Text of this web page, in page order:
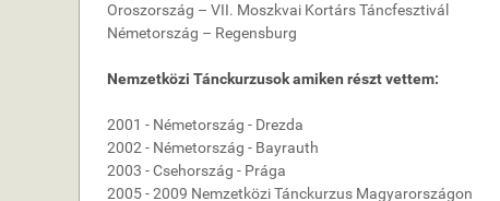
Oroszország – VII. Moszkvai Kortárs Táncfesztivál
Németország – Regensburg
Nemzetközi Tánckurzusok amiken részt vettem:
2001 - Németország - Drezda
2002 - Németország - Bayrauth
2003 - Csehország - Prága
2005 - 2009 Nemzetközi Tánckurzus Magyarországon